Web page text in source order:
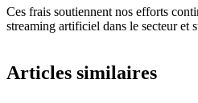
Ces frais soutiennent nos efforts
streaming artificiel dans le secteur et
Articles similaires